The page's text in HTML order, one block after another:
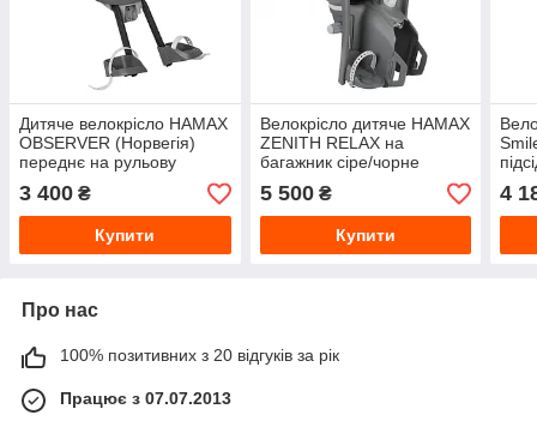
Дитяче велокрісло HAMAX
OBSERVER (Норвегія)
переднє на рульову
колонку сіре/біле/чорне
3 400 ₴
Купити
Велокрісло дитяче HAMAX
ZENITH RELAX на
багажник сіре/чорне
5 500₴
Купити
4
Про нас
100% позитивних з 20 відгуків за рік
Працює з 07.07.2013